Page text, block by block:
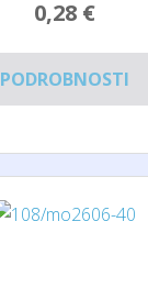
0,28 €
PODROBNOSTI